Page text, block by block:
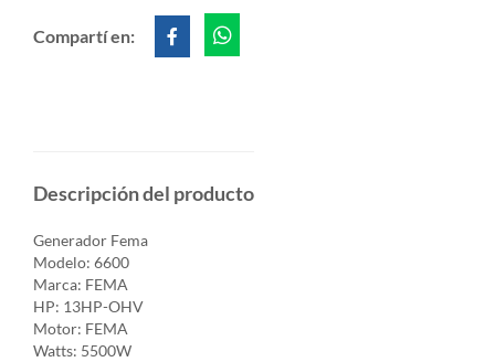
Compartí en:
Descripción del producto
Generador Fema
Modelo: 6600
Marca: FEMA
HP: 13HP-OHV
Motor: FEMA
Watts: 5500W